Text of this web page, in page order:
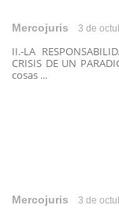
Mercojuris 3 de
II.-LA
CRISIS DE UN
cosas ...
Mercojuris 3 de